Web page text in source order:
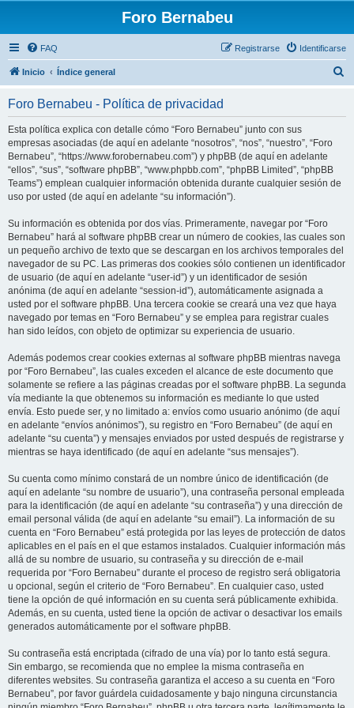
Foro Bernabeu
FAQ Identificarse
Registrarse
Inicio Índice general
Foro Bernabeu - Política de privacidad
Esta política explica con detalle cómo “Foro Bernabeu” junto con sus
empresas asociadas (de aquí en adelante “nosotros”, “nos”, “nuestro”, “Foro
Bernabeu”, “https://www.forobernabeu.com”) y phpBB (de aquí en adelante
“ellos”, “sus”, “software phpBB”, “www.phpbb.com”, “phpBB Limited”, “phpBB
Teams”) emplean cualquier información obtenida durante cualquier sesión de
uso por usted (de aquí en adelante “su información”).
Su información es obtenida por dos vías. Primeramente, navegar por “Foro
Bernabeu” hará al software phpBB crear un número de cookies, las cuales son
un pequeño archivo de texto que se descargan en los archivos temporales del
navegador de su PC. Las primeras dos cookies sólo contienen un identificador
de usuario (de aquí en adelante “user-id”) y un identificador de sesión
anónima (de aquí en adelante “session-id”), automáticamente asignada a
usted por el software phpBB. Una tercera cookie se creará una vez que haya
navegado por temas en “Foro Bernabeu” y se emplea para registrar cuales
han sido leídos, con objeto de optimizar su experiencia de usuario.
Además podemos crear cookies externas al software phpBB mientras navega
por “Foro Bernabeu”, las cuales exceden el alcance de este documento que
solamente se refiere a las páginas creadas por el software phpBB. La segunda
vía mediante la que obtenemos su información es mediante lo que usted
envía. Esto puede ser, y no limitado a: envíos como usuario anónimo (de aquí
en adelante “envíos anónimos”), su registro en “Foro Bernabeu” (de aquí en
adelante “su cuenta”) y mensajes enviados por usted después de registrarse y
mientras se haya identificado (de aquí en adelante “sus mensajes”).
Su cuenta como mínimo constará de un nombre único de identificación (de
aquí en adelante “su nombre de usuario”), una contraseña personal empleada
para la identificación (de aquí en adelante “su contraseña”) y una dirección de
email personal válida (de aquí en adelante “su email”). La información de su
cuenta en “Foro Bernabeu” está protegida por las leyes de protección de datos
aplicables en el país en el que estamos instalados. Cualquier información más
allá de su nombre de usuario, su contraseña y su dirección de e-mail
requerida por “Foro Bernabeu” durante el proceso de registro será obligatoria
u opcional, según el criterio de “Foro Bernabeu”. En cualquier caso, usted
tiene la opción de qué información en su cuenta será públicamente exhibida.
Además, en su cuenta, usted tiene la opción de activar o desactivar los emails
generados automáticamente por el software phpBB.
Su contraseña está encriptada (cifrado de una vía) por lo tanto está segura.
Sin embargo, se recomienda que no emplee la misma contraseña en
diferentes websites. Su contraseña garantiza el acceso a su cuenta en “Foro
Bernabeu”, por favor guárdela cuidadosamente y bajo ninguna circunstancia